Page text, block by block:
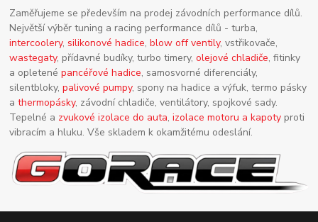
Zaměřujeme se především na prodej závodních performance dílů.
Největší výběr tuning a racing performance dílů - turba,
intercoolery,silikonové hadice,blow off ventily, vstřikovače,
wastegaty, přídavné budíky, turbo timery,olejové chladiče, fitinky
a opletenépancéřové hadice, samosvorné diferenciály,
silentbloky,palivové pumpy, spony na hadice a výfuk, termo pásky
athermopásky, závodní chladiče, ventilátory, spojkové sady.
Tepelné a zvukové izolace do auta,izolace motoru a kapoty proti
vibracím a hluku. Vše skladem k okamžitému odeslání.